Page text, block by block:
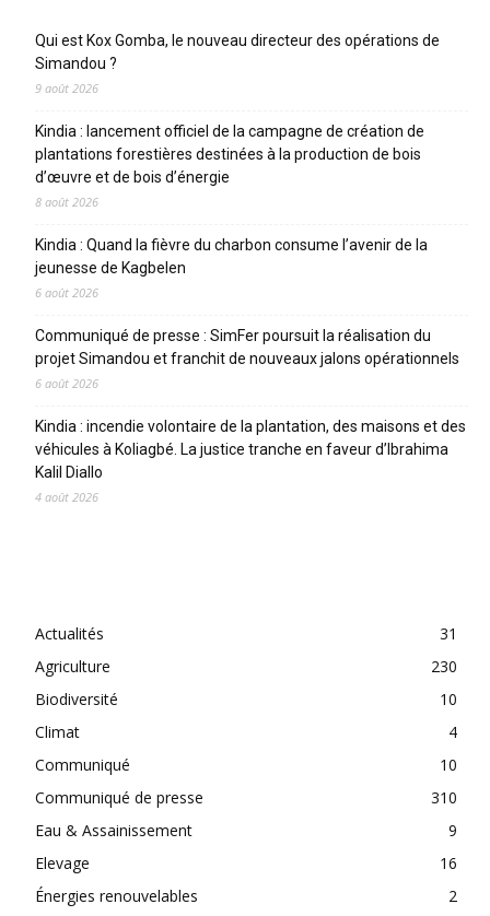
Qui est Kox Gomba, le nouveau directeur des opérations de
Simandou ?
9 août 2026
Kindia : lancement officiel de la campagne de création de
plantations forestières destinées à la production de bois
d’œuvre et de bois d’énergie
8 août 2026
Kindia : Quand la fièvre du charbon consume l’avenir de la
jeunesse de Kagbelen
6 août 2026
Communiqué de presse : SimFer poursuit la réalisation du
projet Simandou et franchit de nouveaux jalons opérationnels
6 août 2026
Kindia : incendie volontaire de la plantation, des maisons et des
véhicules à Koliagbé. La justice tranche en faveur d’Ibrahima
Kalil Diallo
4 août 2026
Actualités
31
Agriculture
230
Biodiversité
10
Climat
4
Communiqué
10
Communiqué de presse
310
Eau & Assainissement
9
Elevage
16
Énergies renouvelables
2